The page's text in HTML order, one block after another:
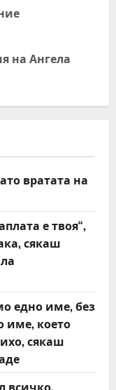
на Ангела
вратата на
е твоя“,
сякаш
едно име, без
име, което
сякаш
всичко.